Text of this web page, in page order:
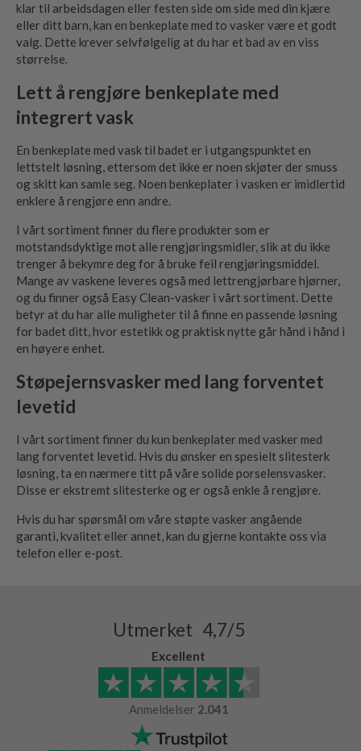
klar til arbeidsdagen eller festen side om side med din kjære
eller ditt barn, kan en benkeplate med to vasker være et godt
valg. Dette krever selvfølgelig at du har et bad av en viss
størrelse.
Lett å rengjøre benkeplate med
integrert vask
En benkeplate med vask til badet er i utgangspunktet en
lettstelt løsning, ettersom det ikke er noen skjøter der smuss
og skitt kan samle seg. Noen benkeplater i vasken er imidlertid
enklere å rengjøre enn andre.
I vårt sortiment finner du flere produkter som er
motstandsdyktige mot alle rengjøringsmidler, slik at du ikke
trenger å bekymre deg for å bruke feil rengjøringsmiddel.
Mange av vaskene leveres også med lettrengjørbare hjørner,
og du finner også Easy Clean-vasker i vårt sortiment. Dette
betyr at du har alle muligheter til å finne en passende løsning
for badet ditt, hvor estetikk og praktisk nytte går hånd i hånd i
en høyere enhet.
Støpejernsvasker med lang forventet
levetid
I vårt sortiment finner du kun benkeplater med vasker med
lang forventet levetid. Hvis du ønsker en spesielt slitesterk
løsning, ta en nærmere titt på våre solide porselensvasker.
Disse er ekstremt slitesterke og er også enkle å rengjøre.
Hvis du har spørsmål om våre støpte vasker angående
garanti, kvalitet eller annet, kan du gjerne kontakte oss via
telefon eller e-post.
Utmerket 4,7/5
Excellent
Anmeldelser 2.041